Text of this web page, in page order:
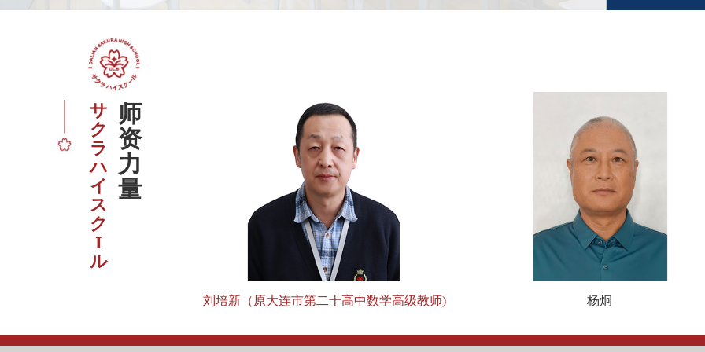
サ
ク
ラ
ハ
イ
ス
ク
I
ル
师
资
力
量
刘培新（原大连市第二十高中数学高级教师) 杨炯